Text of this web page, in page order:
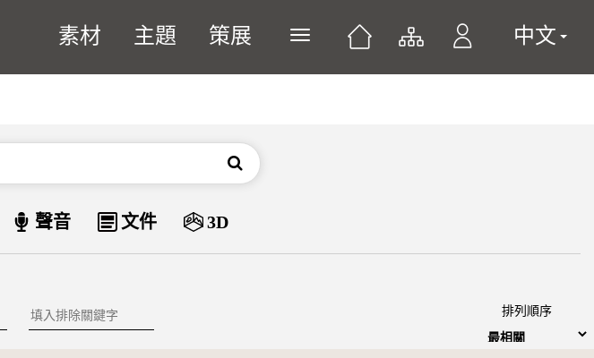
素材 主題 策展 展開或關閉主選單 中文
搜尋
資料類型
聲音 文件 3D
排除關鍵字 排列順序